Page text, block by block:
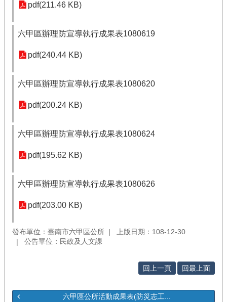
pdf(211.46 KB)
六甲區辦理防宣導執行成果表1080619
pdf(240.44 KB)
六甲區辦理防宣導執行成果表1080620
pdf(200.24 KB)
六甲區辦理防宣導執行成果表1080624
pdf(195.62 KB)
六甲區辦理防宣導執行成果表1080626
pdf(203.00 KB)
發布單位：臺南市六甲區公所
上版日期：108-12-30
公告單位：民政及人文課
回上一頁 回最上面
六甲區公所活動成果表(防災志工...